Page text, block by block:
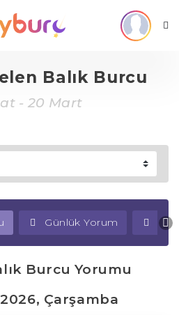
Balık Burcu
- 20 Mart
Günlük Yorum
Burcu Yorumu
Çarşamba